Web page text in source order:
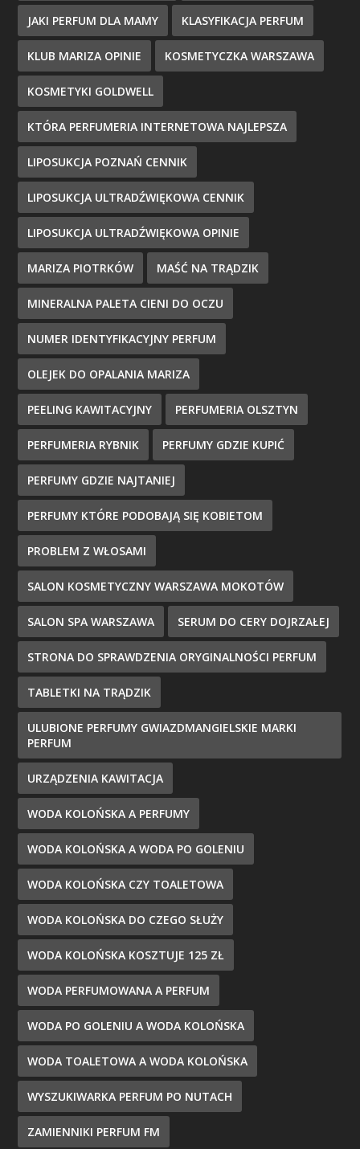
JAKI PERFUM DLA MAMY KLASYFIKACJA PERFUM
KLUB MARIZA OPINIE KOSMETYCZKA WARSZAWA
KOSMETYKI GOLDWELL
KTÓRA PERFUMERIA INTERNETOWA NAJLEPSZA
LIPOSUKCJA POZNAŃ CENNIK
LIPOSUKCJA ULTRADŹWIĘKOWA CENNIK
LIPOSUKCJA ULTRADŹWIĘKOWA OPINIE
MARIZA PIOTRKÓW MAŚĆ NA TRĄDZIK
MINERALNA PALETA CIENI DO OCZU
NUMER IDENTYFIKACYJNY PERFUM
OLEJEK DO OPALANIA MARIZA
PEELING KAWITACYJNY PERFUMERIA OLSZTYN
PERFUMERIA RYBNIK PERFUMY GDZIE KUPIĆ
PERFUMY GDZIE NAJTANIEJ
PERFUMY KTÓRE PODOBAJĄ SIĘ KOBIETOM
PROBLEM Z WŁOSAMI
SALON KOSMETYCZNY WARSZAWA MOKOTÓW
SALON SPA WARSZAWA SERUM DO CERY DOJRZAŁEJ
STRONA DO SPRAWDZENIA ORYGINALNOŚCI PERFUM
TABLETKI NA TRĄDZIK
ULUBIONE PERFUMY GWIAZDMANGIELSKIE MARKI
PERFUM
URZĄDZENIA KAWITACJA
WODA KOLOŃSKA A PERFUMY
WODA KOLOŃSKA A WODA PO GOLENIU
WODA KOLOŃSKA CZY TOALETOWA
WODA KOLOŃSKA DO CZEGO SŁUŻY
WODA KOLOŃSKA KOSZTUJE 125 ZŁ
WODA PERFUMOWANA A PERFUM
WODA PO GOLENIU A WODA KOLOŃSKA
WODA TOALETOWA A WODA KOLOŃSKA
WYSZUKIWARKA PERFUM PO NUTACH
ZAMIENNIKI PERFUM FM